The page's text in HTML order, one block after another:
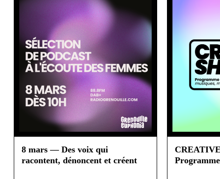
8 mars — Des voix qui
racontent, dénoncent et créent